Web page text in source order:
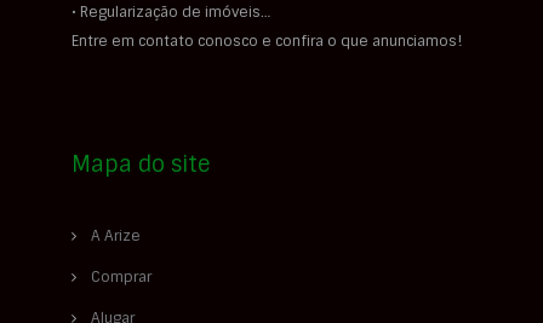
• Regularização de imóveis…
Entre em contato conosco e confira o que anunciamos!
Mapa do site
A Arize
Comprar
Alugar